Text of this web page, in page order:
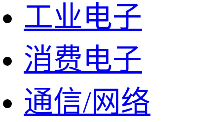
工业电子
消费电子
通信/网络